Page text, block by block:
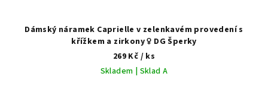
Dámský náramek Caprielle v zelenkavém provedení s
křížkem a zirkony ♀️ DG Šperky
269 Kč / ks
Skladem | Sklad A